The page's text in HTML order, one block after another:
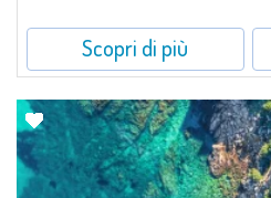
Scopri di più